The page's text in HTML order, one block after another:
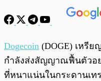
Dogecoin (DOGE) เหรี
กำลังส่งสัญญาณฟื้นตัวอ
ที่หนาแน่นในกระดานเท